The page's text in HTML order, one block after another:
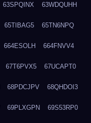
63SPQINX 63WDQUHH
65TIBAG5 65TN6NPQ
664ESOLH 664FNVV4
67T6PVX5 67UCAPT0
68PDCJPV 68QHDOI3
69PLXGPN 69S53RP0